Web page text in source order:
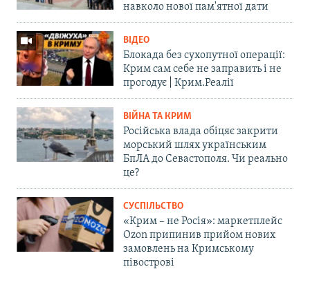
навколо нової пам'ятної дати
ВІДЕО
Блокада без сухопутної операції:
Крим сам себе не заправить і не
прогодує | Крим.Реалії
ВІЙНА ТА КРИМ
Російська влада обіцяє закрити
морський шлях українським
БпЛА до Севастополя. Чи реально
це?
СУСПІЛЬСТВО
«Крим – не Росія»: маркетплейс
Ozon припинив прийом нових
замовлень на Кримському
півострові